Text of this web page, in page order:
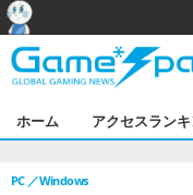
ホーム アクセスラン
PC Windows